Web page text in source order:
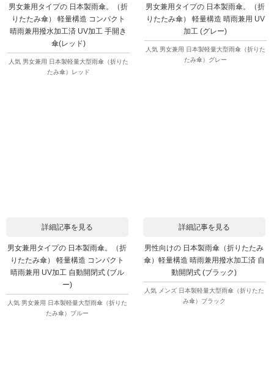
男女兼用タイプの 日本製雨傘。（折
りたたみ傘） 軽量構造 コンパクト
晴雨兼用撥水加工済 UV加工 手開き
傘(レッド)
人気 男女兼用 日本製軽量大型雨傘（折りた
たみ傘）レッド
男女兼用タイプの 日本製雨傘。（折
りたたみ傘） 軽量構造 晴雨兼用 UV
加工 (グレー)
人気 男女兼用 日本製軽量大型雨傘（折りた
たみ傘）グレー
詳細記事を見る
男女兼用タイプの 日本製雨傘。（折
りたたみ傘） 軽量構造 コンパクト
晴雨兼用 UV加工 自動開閉式 (ブル
ー)
人気 男女兼用 日本製軽量大型雨傘（折りた
たみ傘）ブルー
詳細記事を見る
男性向けの 日本製雨傘（折りたたみ
傘）軽量構造 晴雨兼用撥水加工済 自
動開閉式 (ブラック)
人気 メンズ 日本製軽量大型雨傘（折りたた
み傘）ブラック